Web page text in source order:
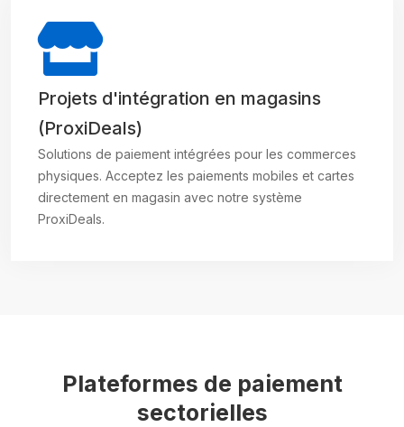
Projets d'intégration en magasins
(ProxiDeals)
Solutions de paiement intégrées pour les commerces
physiques. Acceptez les paiements mobiles et cartes
directement en magasin avec notre système
ProxiDeals.
Plateformes de paiement
sectorielles